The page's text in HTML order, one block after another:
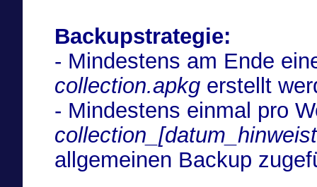
Backupstrategie:
- Mindestens am Ende
collection.apkg erstellt
- Mindestens einmal pro
allgemeinen Backup